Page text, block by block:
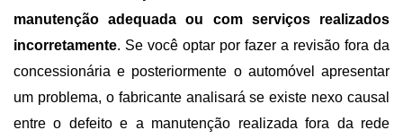
manutenção adequada ou com serviços realizados
incorretamente. Se você optar por fazer a revisão fora da
concessionária e posteriormente o automóvel apresentar
um problema, o fabricante analisará se existe nexo causal
entre o defeito e a manutenção realizada fora da rede